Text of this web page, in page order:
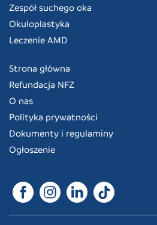
Zespół suchego oka
Okuloplastyka
Leczenie AMD
Strona główna
Refundacja NFZ
O nas
Polityka prywatności
Dokumenty i regulaminy
Ogłoszenie